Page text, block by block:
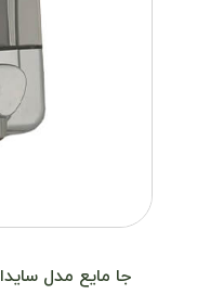
جا مایع مدل سایدا